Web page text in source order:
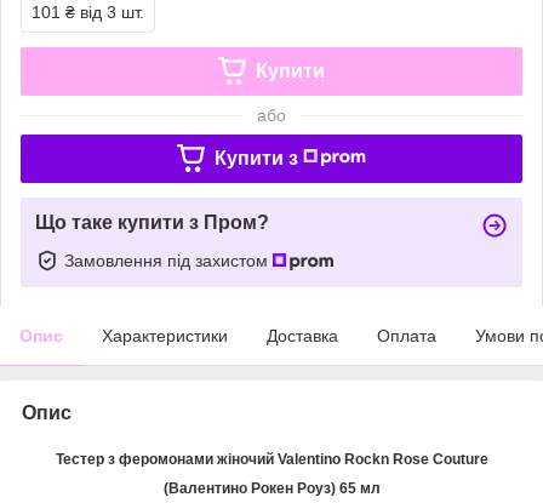
101 ₴ від 3 шт.
Купити
або
Купити з
Що таке купити з Пром?
Замовлення під захистом
Опис Характеристики Доставка Оплата Умови
Опис
Тестер з феромонами жіночий Valentino Rockn Rose Couture
(Валентино Рокен Роуз) 65 мл